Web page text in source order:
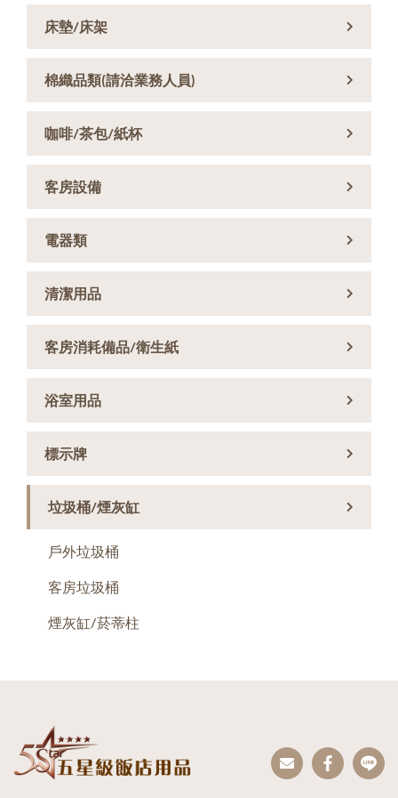
床墊/床架
棉織品類(請洽業務人員)
咖啡/茶包/紙杯
客房設備
電器類
清潔用品
客房消耗備品/衛生紙
浴室用品
標示牌
垃圾桶/煙灰缸
戶外垃圾桶
客房垃圾桶
煙灰缸/菸蒂柱